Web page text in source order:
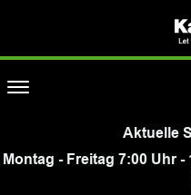
Aktuelle
Montag - Freitag 7:00 Uhr